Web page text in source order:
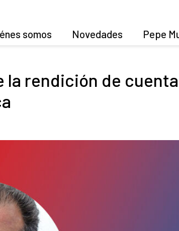
somos Novedades Pepe
la rendición de